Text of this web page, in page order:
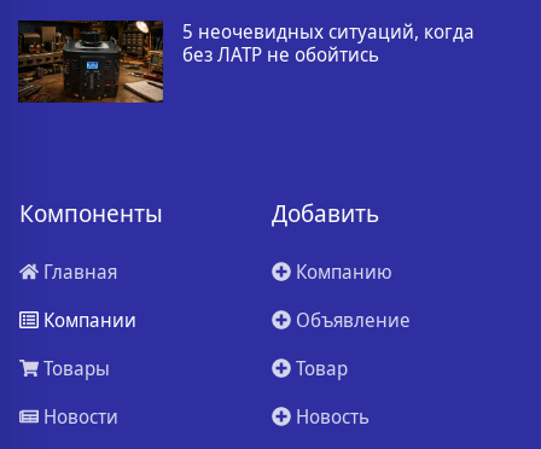
5 неочевидных ситуаций, когда
без ЛАТР не обойтись
Компоненты
Главная
Компании
Товары
Новости
Добавить
Компанию
Объявление
Товар
Новость